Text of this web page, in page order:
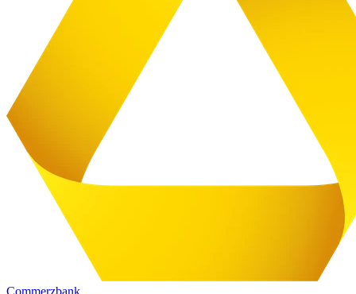
Commerzbank